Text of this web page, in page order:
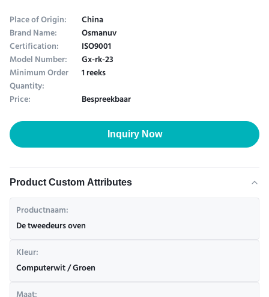
Place of Origin:
China
Brand Name: Osmanuv
Certification: ISO9001
Model Number: Gx-rk-23
Minimum Order
Quantity:
1 reeks
Price:
Bespreekbaar
Inquiry Now
Product Custom Attributes
Productnaam:
De tweedeurs oven
Kleur:
Computerwit / Groen